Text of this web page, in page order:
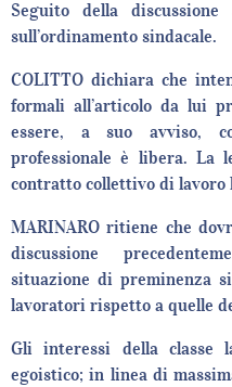
Seguito della
sull’ordinamento sindacale.
COLITTO dichiara che
formali all’articolo da lui
essere, a suo avviso,
professionale è libera.
contratto collettivo di lavoro
MARINARO ritiene che
discussione
situazione di preminenza
lavoratori rispetto a quelle
Gli interessi della classe
egoistico; in linea di